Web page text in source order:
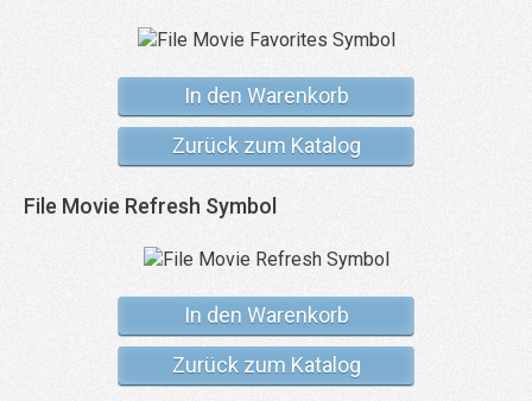
In den Warenkorb
Zurück zum Katalog
File Movie Refresh Symbol
In den Warenkorb
Zurück zum Katalog